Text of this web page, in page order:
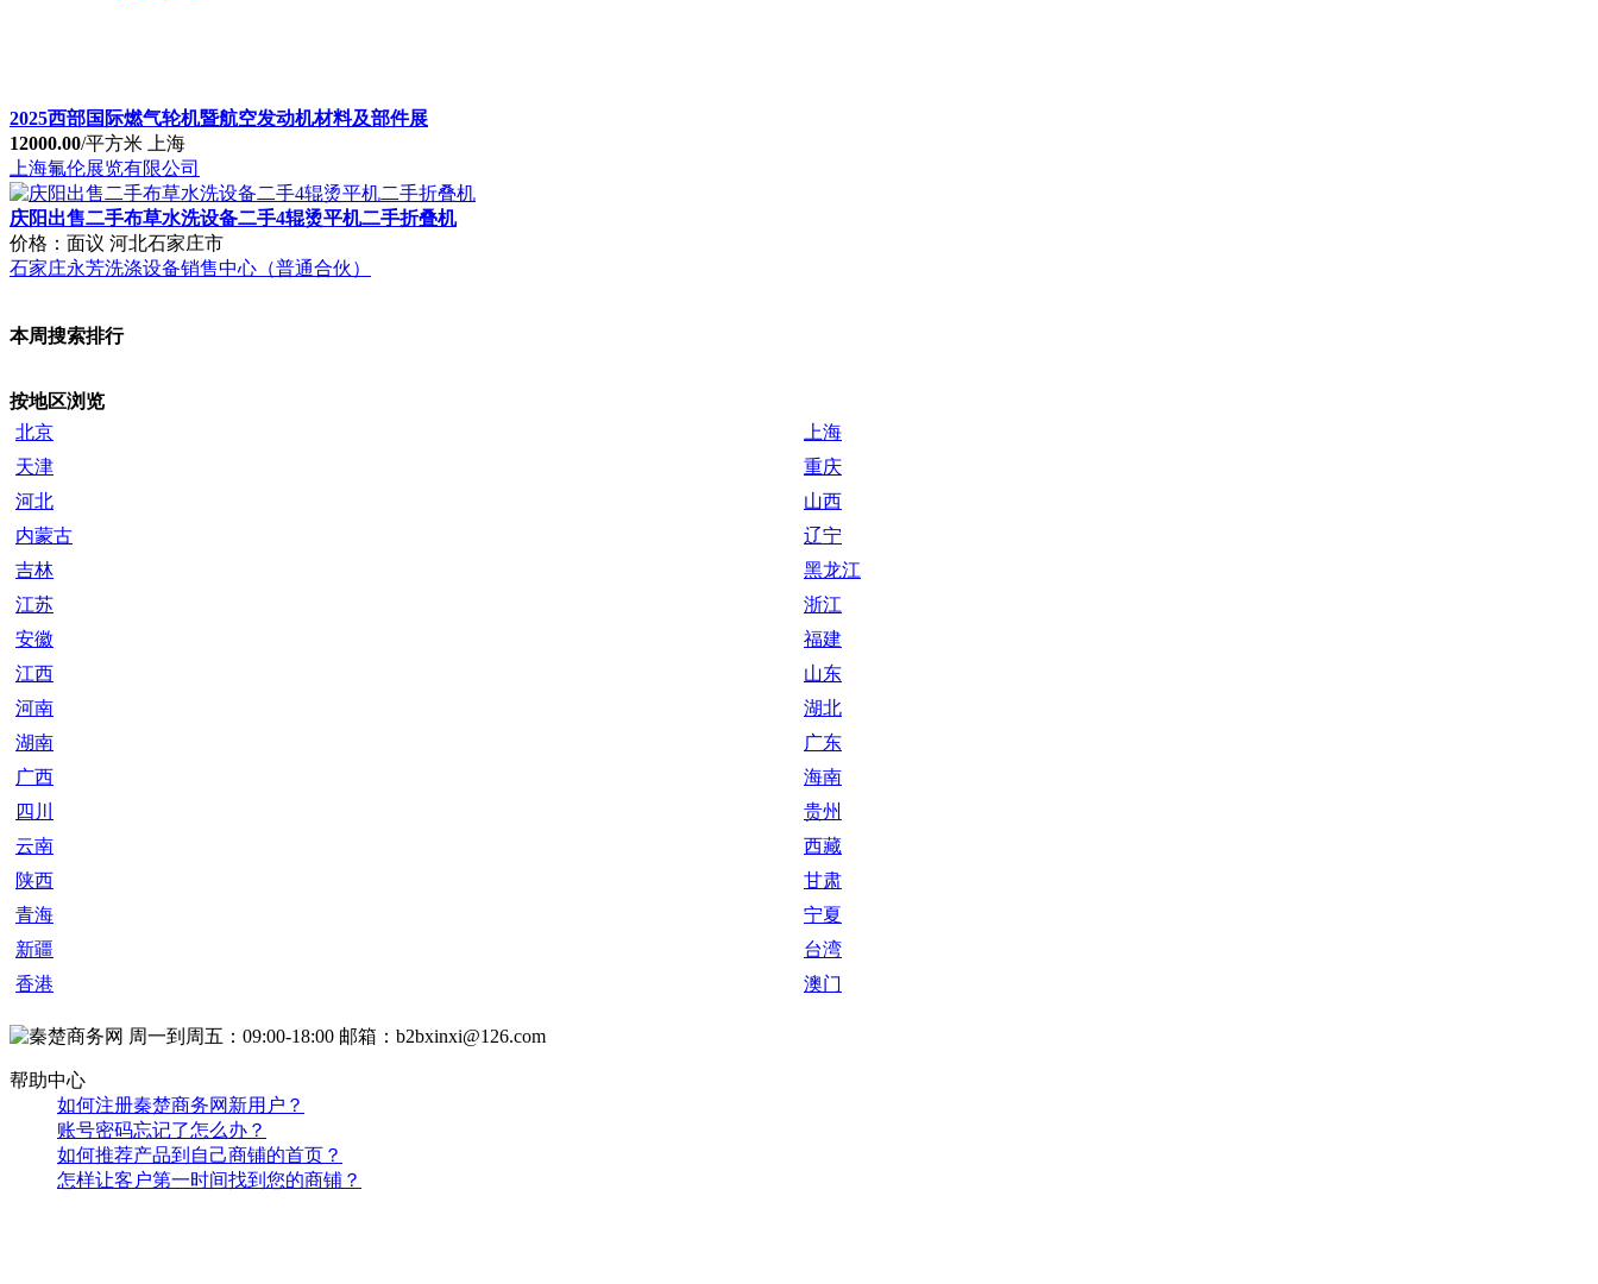
胃肠镜清洗工作站 内窥镜洗消设备 内镜清洗中心
40000.00/套 江苏泰州市
高港区瑞华金属制品经营部
99做牌品类大全-做牌快速发货
价格：面议
轮毂修复需要多少钱_汽车轮毂修复价格
价格：面议
上海志琦汽车维修有限公司
12000.00/平方米 上海
庆阳出售二手布草水洗设备二手4辊烫平机二手折叠机
价格：面议 河北石家庄市
石家庄永芳洗涤设备销售中心（普通合伙）